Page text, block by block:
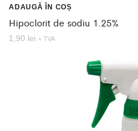
ADAUGĂ ÎN COȘ
Hipoclorit de sodiu 1.25%
1,90 lei + TVA